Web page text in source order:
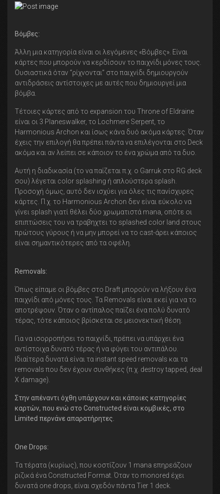
Βόμβες:
Άλλη μια κατηγορία είναι οι λεγόμενες «Βόμβες». Είναι
κάρτες που μπορούν να κερδίσουν το παιχνίδι μόνες τους.
Ουσιαστικά όταν “ρίχνονται” στο παιχνίδι δημιουργούν
αντιδράσεις αντίστοιχες με αυτές που δημιουργεί μια
βόμβα.
Τέτοιες κάρτες από το expansion του Throne of Eldraine
είναι οι 3 Planeswalker, το Lochmere Serpent, το
Harmonious Archon και ίσως κάνα δυό ακόμα κάρτες. Όταν
έχεις την επιλογή θα πρέπει πάντα να επιλέγονται στο Deck
ακόμα και αν λείπει σε κάποιον το ένα χρώμα από τα δυο.
Αυτή η διαδικασία (το να παίζεται π.χ. ο Garruk στο RG deck
σου) λέγεται color splashing ή απλούστερα splash.
Προσοχή όμως, αυτό δεν ισχύει για όλες τις πανίσχυρες
κάρτες. Π.χ. το Harmonious Archon δεν είναι εύκολο να
γίνει splash γιατί θέλει δύο χρωματιστά mana, οπότε οι
επιπτώσεις του να τραβηχτει το splashed color land στους
πρώτους γύρους ή να μην μπορεί να το cast-άρει κάποιος
είναι σημαντικότερες από τα οφέλη.
Removals:
Όπως είπαμε οι βόμβες στο Draft μπορούν να λήξουν ένα
παιχνίδι από μόνες τους. Τα Removals είναι εκεί για να το
αποτρέψουν. Όταν ο αντίπαλος παίζει ένα πολύ δυνατό
τέρας, τότε κάποιος βρίσκεται σε μειονεκτική θέση.
Για να ισορροπήσει το παιχνίδι, πρέπει να υπάρχει ένα
αντίστοιχα δυνατό τέρας ή να φύγει του αντιπάλου.
Ιδιαίτερα δυνατά είναι τα instant speed removals και τα
removals που δεν έχουν συνθήκες (π.χ. destroy tapped, deal
X damage).
Στην απέναντι όχθη υπάρχουν και κάποιες κατηγορίες
καρτών, που ενώ στο Constructed είναι κομβικές, στο
Limited περνάνε απαρατήρητες.
One Drops:
Τα τέρατα (κυρίως), που κοστίζουν 1 mana επηρεάζουν
ριζικά ένα Constructed Format. Όταν το monored έχει
δυνατά one drops, είναι σχεδόν πάντα Tier 1 deck.